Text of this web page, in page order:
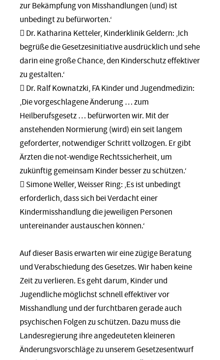
zur Bekämpfung von Misshandlungen (und) ist
unbedingt zu befürworten.‘
 Dr. Katharina Ketteler, Kinderklinik Geldern: ‚Ich
begrüße die Gesetzesinitiative ausdrücklich und sehe
darin eine große Chance, den Kinderschutz effektiver
zu gestalten.‘
 Dr. Ralf Kownatzki, FA Kinder und Jugendmedizin:
‚Die vorgeschlagene Änderung … zum
Heilberufsgesetz … befürworten wir. Mit der
anstehenden Normierung (wird) ein seit langem
geforderter, notwendiger Schritt vollzogen. Er gibt
Ärzten die not-wendige Rechtssicherheit, um
zukünftig gemeinsam Kinder besser zu schützen.‘
 Simone Weller, Weisser Ring: ‚Es ist unbedingt
erforderlich, dass sich bei Verdacht einer
Kindermisshandlung die jeweiligen Personen
untereinander austauschen können.‘
Auf dieser Basis erwarten wir eine zügige Beratung
und Verabschiedung des Gesetzes. Wir haben keine
Zeit zu verlieren. Es geht darum, Kinder und
Jugendliche möglichst schnell effektiver vor
Misshandlung und der furchtbaren gerade auch
psychischen Folgen zu schützen. Dazu muss die
Landesregierung ihre angedeuteten kleineren
Änderungsvorschläge zu unserem Gesetzesentwurf